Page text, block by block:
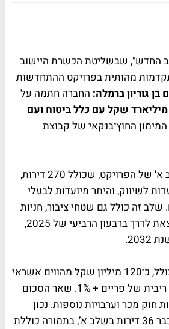
החדש", שבשליטת הכשרת היישוב
התקדמות מהותית בפרויקט ההתחדשות
גוריון ברמלה: החברה חתמה על
שקל עם כלל ביטוח ועם
המימון החוץ־בנקאי של קבוצת
ההסכם מתייחס לשלב א' של הפרויקט, שכולל 270 דירות,
מיועדות לשיווק, והיתר מיועדות לבעלי
שלב זה כולל גם שטחי ציבור, חניות
ושטחי מסחר, וצפוי לצאת לדרך ברבעון הרביעי של 2025,
מתוך היקף המימון הכולל, כ־120 מיליון שקל מהווים אשראי
כספי ישיר,אשר יבטא ריבית של פריים + 1%. שאר הסכום
מכר וערבויות נוספות. נכון
למועד הדיווח, נמכרו כבר 36 דירות בשלב א’, בתמורה כוללת